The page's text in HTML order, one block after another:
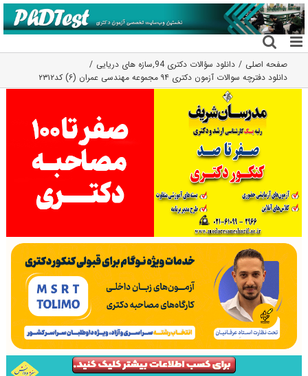
رفتن
به
محتوا
صفحه اصلی دانلود سؤالات دکتری 94 ,سازه های دریایی
دانلود دفترچه سوالات آزمون دکتری ۹۴ مجموعه مهندسی عمران (۶) کد۲۳۱۲